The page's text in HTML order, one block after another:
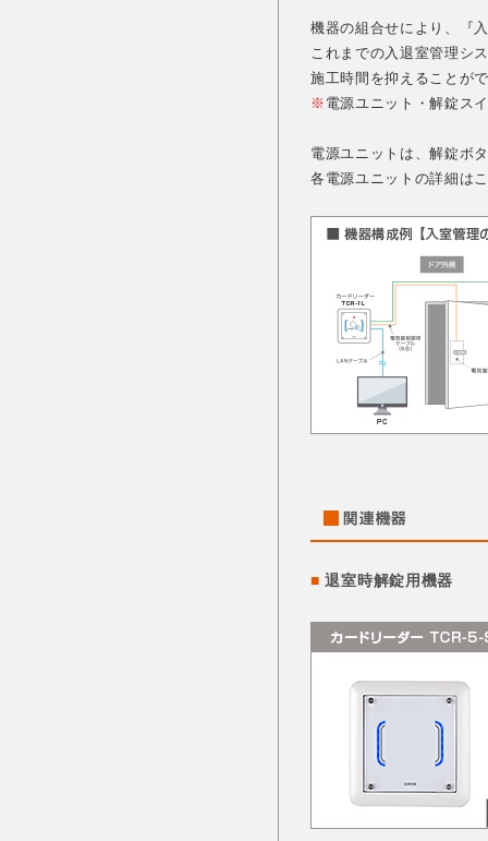
機器の組合せにより、『
これまでの入退室管理シ
施工時間を抑えることが
※ 電源ユニット・解錠ス
電源ユニットは、解錠ボ
各電源ユニットの詳細は
■ 退室時解錠用機器